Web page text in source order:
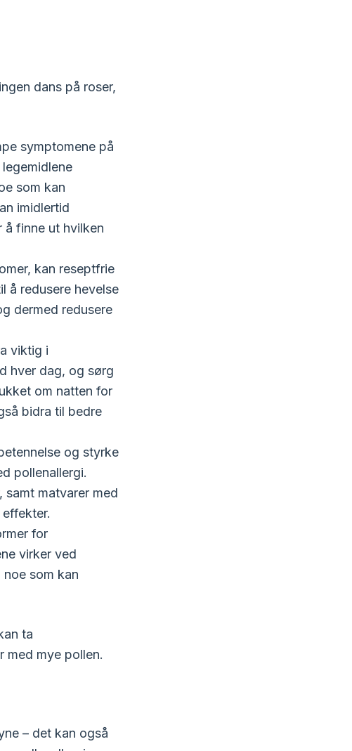
dans på roser,
symptomene på
som kan
imidlertid
finne ut hvilken
kan reseptfrie
å redusere hevelse
dermed redusere
viktig i
hver dag, og sørg
om natten for
bidra til bedre
og styrke
pollenallergi.
matvarer med
for
virker ved
som kan
ta
med mye pollen.
– det kan også